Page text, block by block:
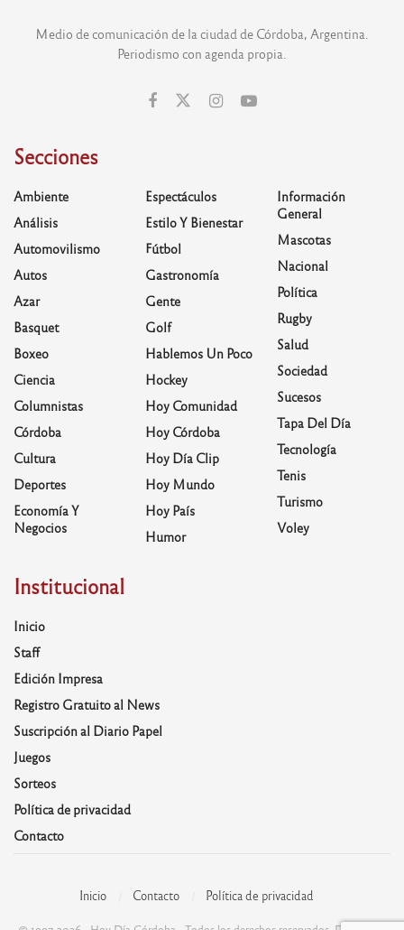
Medio de comunicación de la ciudad de Córdoba, Argentina.
Periodismo con agenda propia.
Secciones
Ambiente
Análisis
Automovilismo
Autos
Azar
Basquet
Boxeo
Ciencia
Columnistas
Córdoba
Cultura
Deportes
Economía Y
Negocios
Espectáculos
Estilo Y Bienestar
Fútbol
Gastronomía
Gente
Golf
Hablemos Un Poco
Hockey
Hoy Comunidad
Hoy Córdoba
Hoy Día Clip
Hoy Mundo
Hoy País
Humor
Información
General
Mascotas
Nacional
Política
Rugby
Salud
Sociedad
Sucesos
Tapa Del Día
Tecnología
Tenis
Turismo
Voley
Institucional
Inicio
Staff
Edición Impresa
Registro Gratuito al News
Suscripción al Diario Papel
Juegos
Sorteos
Política de privacidad
Contacto
Inicio Contacto Política de privacidad